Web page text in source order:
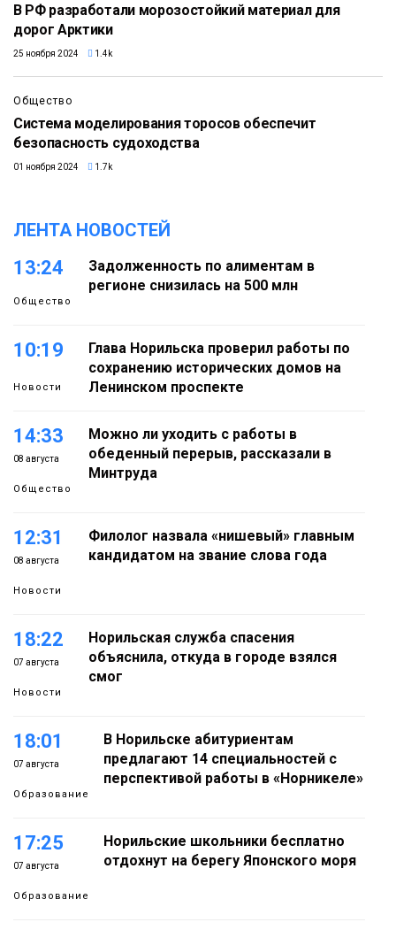
В РФ разработали морозостойкий материал для
дорог Арктики
25 ноября 2024 1.4k
Общество
Система моделирования торосов обеспечит
безопасность судоходства
01 ноября 2024 1.7k
ЛЕНТА НОВОСТЕЙ
13:24
Общество
Задолженность по алиментам в
регионе снизилась на 500 млн
10:19
Новости
Глава Норильска проверил работы по
сохранению исторических домов на
Ленинском проспекте
14:33
08 августа
Общество
Можно ли уходить с работы в
обеденный перерыв, рассказали в
Минтруда
12:31
08 августа
Новости
Филолог назвала «нишевый» главным
кандидатом на звание слова года
18:22
07 августа
Новости
Норильская служба спасения
объяснила, откуда в городе взялся
смог
18:01
07 августа
Образование
В Норильске абитуриентам
предлагают 14 специальностей с
перспективой работы в «Норникеле»
17:25
07 августа
Образование
Норильские школьники бесплатно
отдохнут на берегу Японского моря